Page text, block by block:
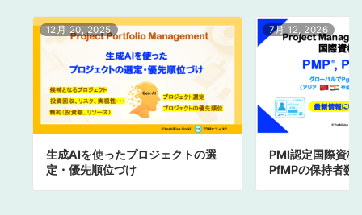
12月 20, 2025
生成AIを使ったプロジェクトの選
定・優先順位づけ
7月 12, 2026
PMI認定国際資格
PfMPの保持者